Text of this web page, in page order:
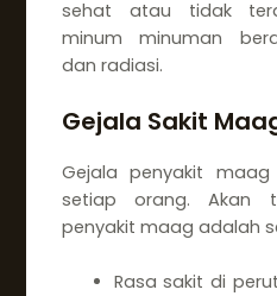
sehat atau tidak
minum minuman
dan radiasi.
Gejala Sakit
Gejala penyakit
setiap orang. Akan
penyakit maag adalah
Rasa sakit di